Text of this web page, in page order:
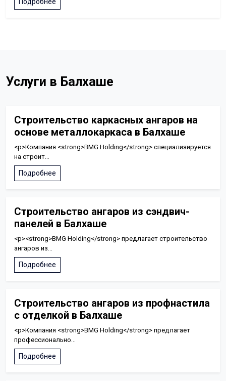
Услуги в Балхаше
Строительство каркасных ангаров на
основе металлокаркаса в Балхаше
<p>Компания <strong>BMG Holding</strong> специализируется
на строит...
Подробнее
Строительство ангаров из сэндвич-
панелей в Балхаше
<p><strong>BMG Holding</strong> предлагает строительство
ангаров из...
Подробнее
Строительство ангаров из профнастила
с отделкой в Балхаше
<p>Компания <strong>BMG Holding</strong> предлагает
профессионально...
Подробнее